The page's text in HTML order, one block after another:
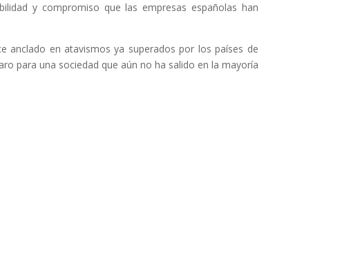
y compromiso que las empresas españolas han
anclado en atavismos ya superados por los países de
para una sociedad que aún no ha salido en la mayoría